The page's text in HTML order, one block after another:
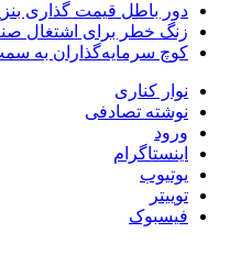
دور باطل قیمت گذاری
زنگ خطر برای اشتغال
کوچ سرمایه‌گذاران به
نوار کناری
نوشته تصادفی
ورود
اینستاگرام
یوتیوب
توییتر
فیسبوک